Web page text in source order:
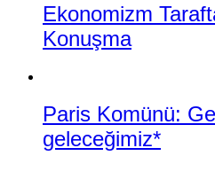
Ekonomizm
Konuşma
Paris Komünü:
geleceğimiz*